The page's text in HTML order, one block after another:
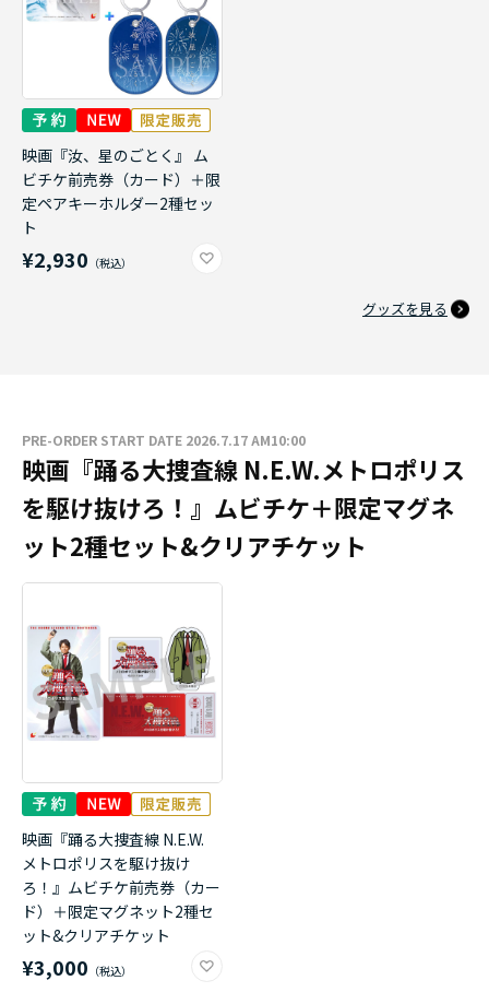
映画『汝、星のごとく』 ム
ビチケ前売券（カード）＋限
定ペアキーホルダー2種セッ
ト
¥2,930
グッズを見る
PRE-ORDER START DATE 2026.7.17 AM10:00
映画『踊る大捜査線 N.E.W.メトロポリス
を駆け抜けろ！』ムビチケ＋限定マグネ
ット2種セット&クリアチケット
映画『踊る大捜査線 N.E.W.
メトロポリスを駆け抜け
ろ！』ムビチケ前売券（カー
ド）＋限定マグネット2種セ
ット&クリアチケット
¥3,000